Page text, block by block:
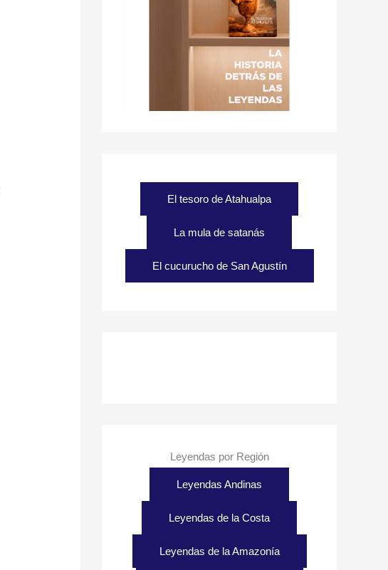
El tesoro de Atahualpa
La mula de satanás
El cucurucho de San Agustín
Leyendas por Región
Leyendas Andinas
Leyendas de la Costa
Leyendas de la Amazonía